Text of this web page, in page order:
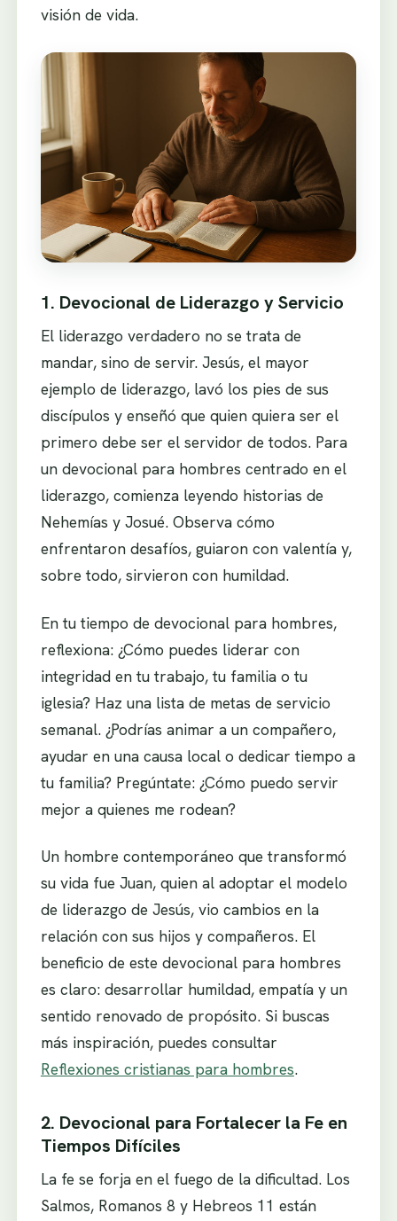
visión de vida.
1. Devocional de Liderazgo y Servicio
El liderazgo verdadero no se trata de
mandar, sino de servir. Jesús, el mayor
ejemplo de liderazgo, lavó los pies de sus
discípulos y enseñó que quien quiera ser el
primero debe ser el servidor de todos. Para
un devocional para hombres centrado en el
liderazgo, comienza leyendo historias de
Nehemías y Josué. Observa cómo
enfrentaron desafíos, guiaron con valentía y,
sobre todo, sirvieron con humildad.
En tu tiempo de devocional para hombres,
reflexiona: ¿Cómo puedes liderar con
integridad en tu trabajo, tu familia o tu
iglesia? Haz una lista de metas de servicio
semanal. ¿Podrías animar a un compañero,
ayudar en una causa local o dedicar tiempo a
tu familia? Pregúntate: ¿Cómo puedo servir
mejor a quienes me rodean?
Un hombre contemporáneo que transformó
su vida fue Juan, quien al adoptar el modelo
de liderazgo de Jesús, vio cambios en la
relación con sus hijos y compañeros. El
beneficio de este devocional para hombres
es claro: desarrollar humildad, empatía y un
sentido renovado de propósito. Si buscas
más inspiración, puedes consultar
Reflexiones cristianas para hombres.
2. Devocional para Fortalecer la Fe en
Tiempos Difíciles
La fe se forja en el fuego de la dificultad. Los
Salmos, Romanos 8 y Hebreos 11 están